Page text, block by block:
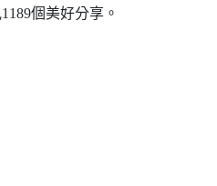
個美好分享。